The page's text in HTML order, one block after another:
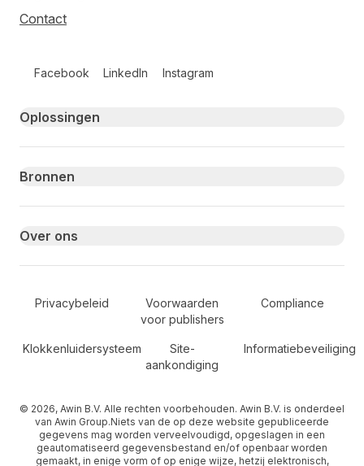
Contact
Facebook LinkedIn Instagram
Primary footer navigation
Oplossingen
Bronnen
Over ons
Secondary Footer Navigation
Privacybeleid
Voorwaarden
voor publishers
Compliance
Klokkenluidersysteem
Site-
aankondiging
Informatiebeveiliging
© 2026, Awin B.V. Alle rechten voorbehouden. Awin B.V. is onderdeel
van Awin Group.Niets van de op deze website gepubliceerde
gegevens mag worden verveelvoudigd, opgeslagen in een
geautomatiseerd gegevensbestand en/of openbaar worden
gemaakt, in enige vorm of op enige wijze, hetzij elektronisch,